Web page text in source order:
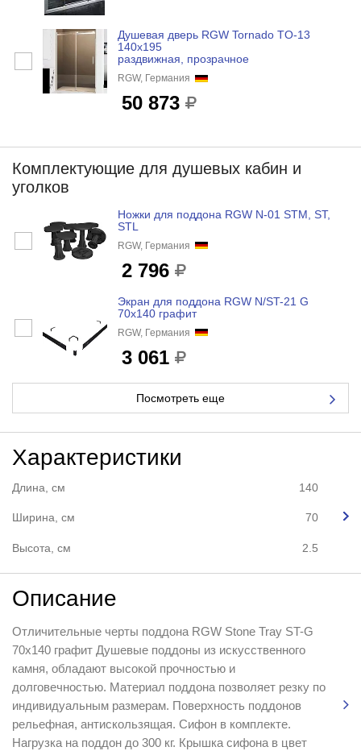
Душевая дверь RGW Tornado TO-13
140x195
раздвижная, прозрачное
RGW, Германия
50 873
Комплектующие для душевых кабин и
уголков
Ножки для поддона RGW N-01 STM, ST,
STL
RGW, Германия
2 796
Экран для поддона RGW N/ST-21 G
70x140 графит
RGW, Германия
3 061
Посмотреть еще
Характеристики
Длина, см 140
Ширина, см 70
Высота, см 2.5
Описание
Отличительные черты поддона RGW Stone Tray ST-G
70x140 графит Душевые поддоны из искусственного
камня, обладают высокой прочностью и
долговечностью. Материал поддона позволяет резку по
индивидуальным размерам. Поверхность поддонов
рельефная, антискользящая. Сифон в комплекте.
Нагрузка на поддон до 300 кг. Крышка сифона в цвет